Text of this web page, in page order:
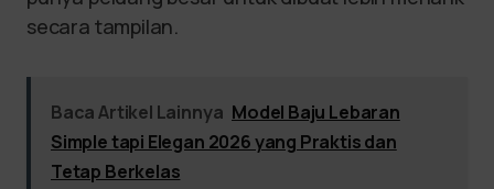
secara tampilan.
Baca Artikel Lainnya Model Baju Lebaran
Simple tapi Elegan 2026 yang Praktis dan
Tetap Berkelas